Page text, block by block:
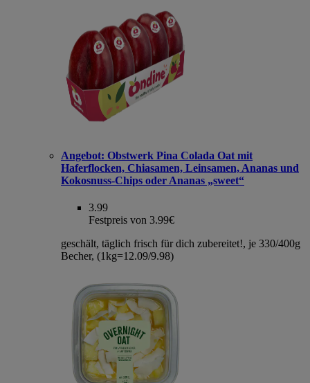
Angebot: Obstwerk Pina Colada Oat mit
Haferflocken, Chiasamen, Leinsamen, Ananas und
Kokosnuss-Chips oder Ananas „sweet“
3.99
Festpreis von 3.99€
geschält, täglich frisch für dich zubereitet!, je 330/400g
Becher, (1kg=12.09/9.98)